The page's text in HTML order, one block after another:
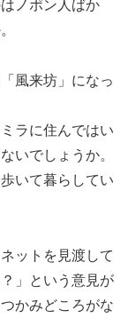
ノポン人ばか
風来坊」になっ
ラに住んではい
いでしょうか。
いて暮らしてい
ットを見渡して
」という意見が
かみどころがな